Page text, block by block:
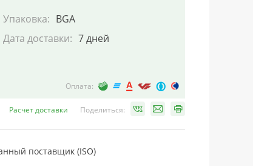
Упаковка: BGA
Дата доставки: 7 дней
Оплата:
Расчет доставки Поделиться:
поставщик (ISO)